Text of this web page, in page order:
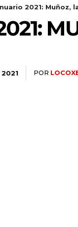
2021: Muñoz,
2021 POR